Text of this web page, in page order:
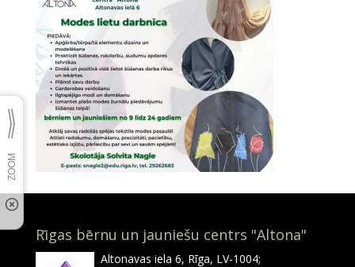
Rīgas bērnu un jauniešu centrs "Altona"
Altonavas iela 6, Rīga, LV-1004;